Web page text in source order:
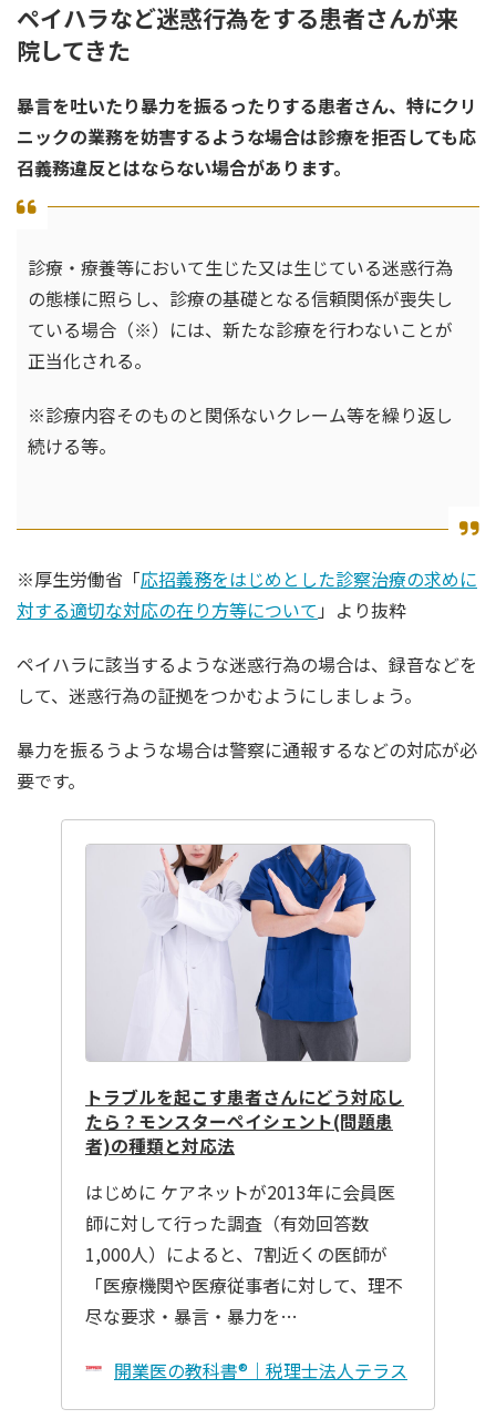
ペイハラなど迷惑行為をする患者さんが来
院してきた
暴言を吐いたり暴力を振るったりする患者さん、特にクリ
ニックの業務を妨害するような場合は診療を拒否しても応
召義務違反とはならない場合があります。
診療・療養等において生じた又は生じている迷惑行為
の態様に照らし、診療の基礎となる信頼関係が喪失し
ている場合（※）には、新たな診療を行わないことが
正当化される。
※診療内容そのものと関係ないクレーム等を繰り返し
続ける等。
※厚生労働省「応招義務をはじめとした診察治療の求めに
対する適切な対応の在り方等について 」より抜粋
ペイハラに該当するような迷惑行為の場合は、録音などを
して、迷惑行為の証拠をつかむようにしましょう。
暴力を振るうような場合は警察に通報するなどの対応が必
要です。
トラブルを起こす患者さんにどう対応し
たら？モンスターペイシェント(問題患
者)の種類と対応法
はじめに ケアネットが2013年に会員医
師に対して行った調査（有効回答数
1,000人）によると、7割近くの医師が
「医療機関や医療従事者に対して、理不
尽な要求・暴言・暴力を…
開業医の教科書®｜税理士法人テラス